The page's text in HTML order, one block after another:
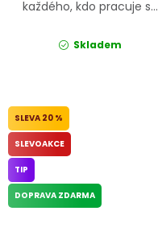
každého, kdo pracuje s...
Skladem
20 %
SLEVOAKCE
TIP
DOPRAVA ZDARMA